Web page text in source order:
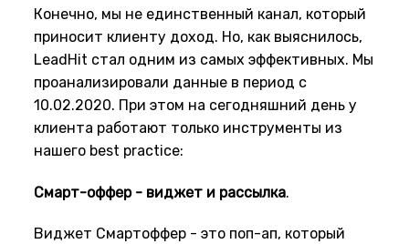
Конечно, мы не единственный канал, который
приносит клиенту доход. Но, как выяснилось,
LeadHit стал одним из самых эффективных. Мы
проанализировали данные в период с
10.02.2020. При этом на сегодняшний день у
клиента работают только инструменты из
нашего best practice:
Смарт-оффер - виджет и рассылка.
Виджет Смартоффер - это поп-ап, который